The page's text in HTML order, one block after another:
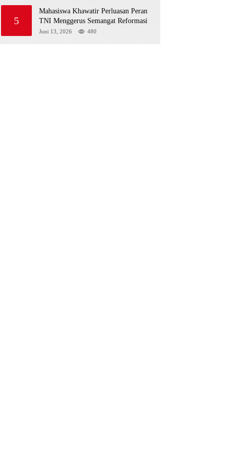
5
Mahasiswa Khawatir Perluasan Peran
TNI Menggerus Semangat Reformasi
Juni 13, 2026 480